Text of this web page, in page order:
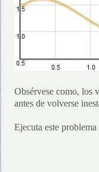
Obsérvese como, los
antes de volverse
Ejecuta este problema